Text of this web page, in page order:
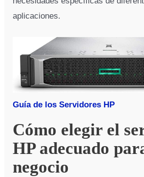
aplicaciones.
Guía de los Servidores HP
Cómo elegir el
HP adecuado
negocio